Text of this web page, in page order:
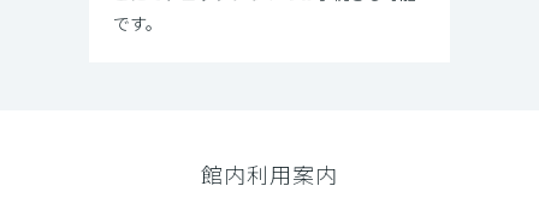
です。
館内利用案内